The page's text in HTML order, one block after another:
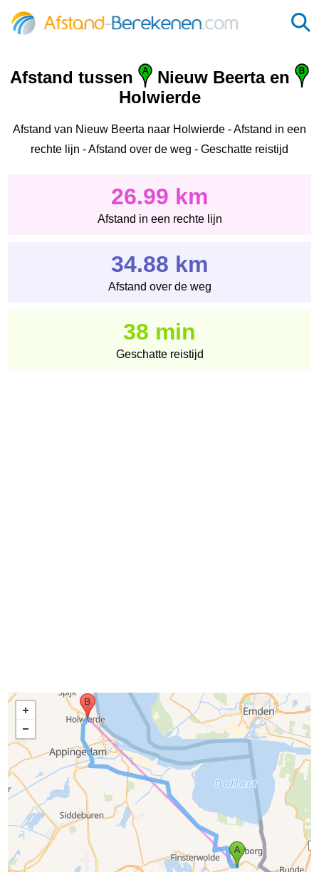
Afstand tussen
Nieuw Beerta en
Holwierde
Afstand van Nieuw Beerta naar Holwierde - Afstand in een
rechte lijn - Afstand over de weg - Geschatte reistijd
26.99 km
Afstand in een rechte lijn
34.88 km
Afstand over de weg
38 min
Geschatte reistijd